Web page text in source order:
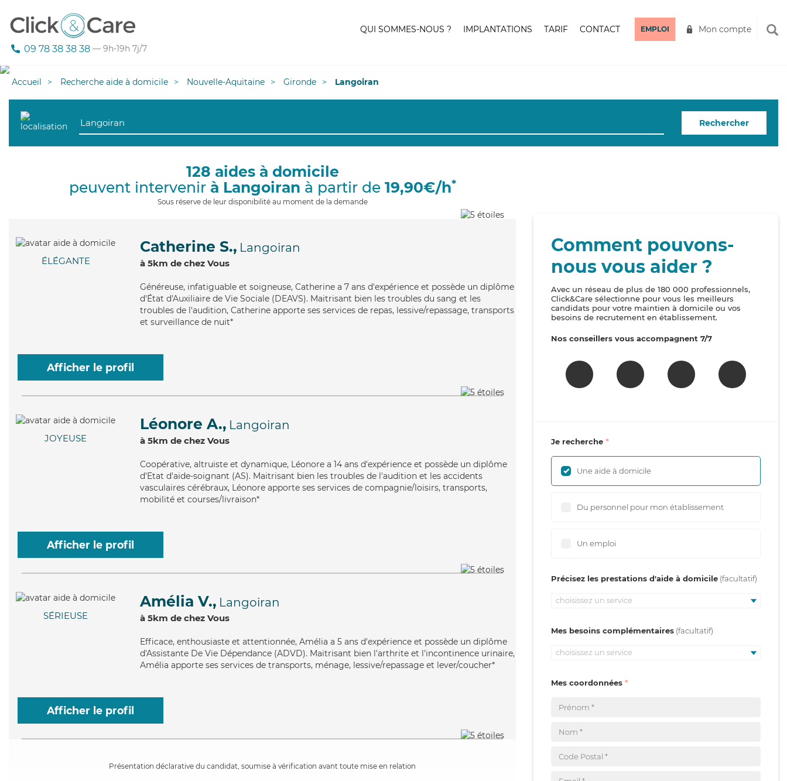
09 78 38 38 38 — 9h-19h 7j/7
QUI SOMMES-NOUS ? IMPLANTATIONS TARIF CONTACT EMPLOI Mon compte
Accueil Recherche aide à domicile Nouvelle-Aquitaine Gironde Langoiran
Rechercher
128 aides à domicile
peuvent intervenir à Langoiran à partir de 19,90€/h*
Sous réserve de leur disponibilité au moment de la demande
ÉLÉGANTE
Catherine S., Langoiran
à 5km de chez Vous
Généreuse, infatiguable et soigneuse, Catherine a 7 ans d'expérience et possède un diplôme
d'État d'Auxiliaire de Vie Sociale (DEAVS). Maitrisant bien les troubles du sang et les
troubles de l'audition, Catherine apporte ses services de repas, lessive/repassage, transports
et surveillance de nuit*
Afficher le profil
JOYEUSE
Léonore A., Langoiran
à 5km de chez Vous
Coopérative, altruiste et dynamique, Léonore a 14 ans d'expérience et possède un diplôme
d'Etat d'aide-soignant (AS). Maitrisant bien les troubles de l'audition et les accidents
vasculaires cérébraux, Léonore apporte ses services de compagnie/loisirs, transports,
mobilité et courses/livraison*
Afficher le profil
SÉRIEUSE
Amélia V., Langoiran
à 5km de chez Vous
Efficace, enthousiaste et attentionnée, Amélia a 5 ans d'expérience et possède un diplôme
d'Assistante De Vie Dépendance (ADVD). Maitrisant bien l'arthrite et l'incontinence urinaire,
Amélia apporte ses services de transports, ménage, lessive/repassage et lever/coucher*
Afficher le profil
Présentation déclarative du candidat, soumise à vérification avant toute mise en relation
Comment pouvons-
nous vous aider ?
Avec un réseau de plus de 180 000 professionnels,
Click&Care sélectionne pour vous les meilleurs
candidats pour votre maintien à domicile ou vos
besoins de recrutement en établissement.
Nos conseillers vous accompagnent 7/7
Je recherche
Une aide à domicile
Du personnel pour mon établissement
Un emploi
Précisez les prestations d'aide à domicile
choisissez un service
Mes besoins complémentaires
choisissez un service
Mes coordonnées